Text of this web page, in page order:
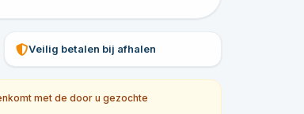
Veilig betalen bij afhalen
met de door u gezochte